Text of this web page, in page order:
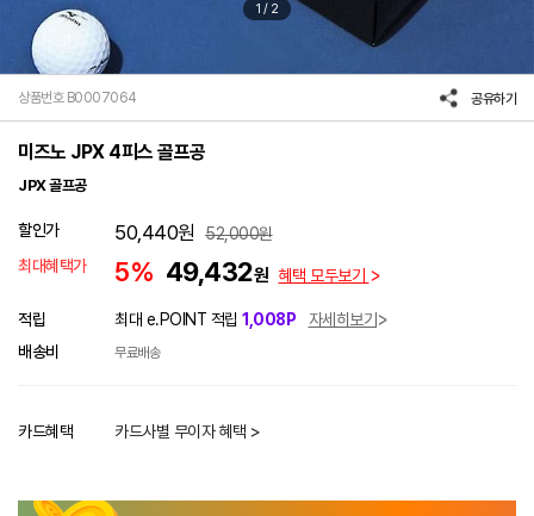
1 / 2
상품번호 B0007064 공유하기
미즈노 JPX 4피스 골프공
JPX 골프공
할인가 50,440원 52,000원
최대혜택가
5% 49,432원 혜택 모두보기
적립 최대 e.POINT 적립 1,008P
자세히보기
배송비
무료배송
카드혜택 카드사별 무이자 혜택 >